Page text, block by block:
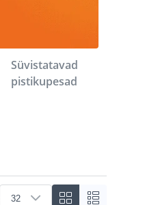
Süvistatavad
pistikupesad